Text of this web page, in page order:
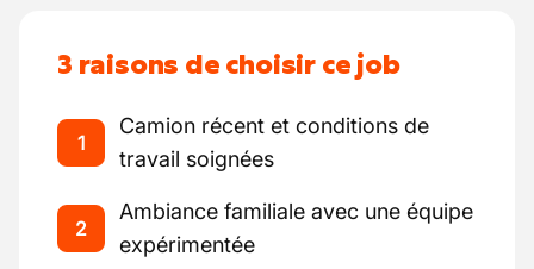
3 raisons de choisir ce job
1
Camion récent et conditions de
travail soignées
2
Ambiance familiale avec une équipe
expérimentée